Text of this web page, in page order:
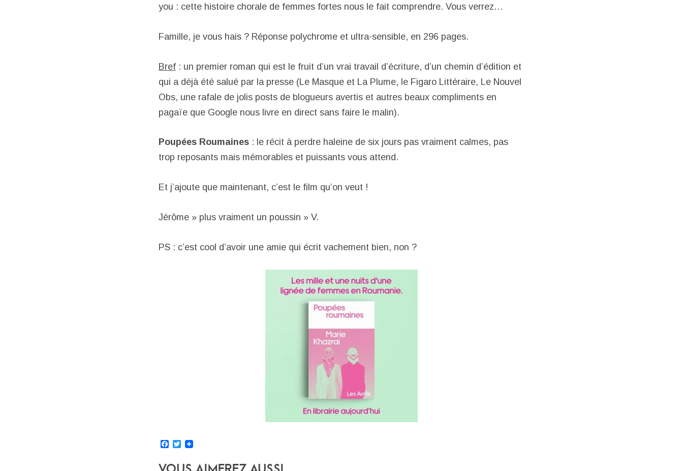
you : cette histoire chorale de femmes fortes nous le fait comprendre. Vous verrez…
Famille, je vous hais ? Réponse polychrome et ultra-sensible, en 296 pages.
Bref : un premier roman qui est le fruit d’un vrai travail d’écriture, d’un chemin d’édition et
qui a déjà été salué par la presse (Le Masque et La Plume, le Figaro Littéraire, Le Nouvel
Obs, une rafale de jolis posts de blogueurs avertis et autres beaux compliments en
pagaïe que Google nous livre en direct sans faire le malin).
Poupées Roumaines : le récit à perdre haleine de six jours pas vraiment calmes, pas
trop reposants mais mémorables et puissants vous attend.
Et j’ajoute que maintenant, c’est le film qu’on veut !
Jérôme » plus vraiment un poussin » V.
PS : c’est cool d’avoir une amie qui écrit vachement bien, non ?
Facebook
Twitter